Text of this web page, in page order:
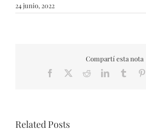
24 junio, 2022
Compartí esta nota
Facebook RedditLinkedInTumblr
Related Posts